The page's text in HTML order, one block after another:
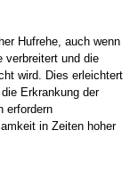
Hufrehe, auch wenn
verbreitert und die
wird. Dies erleichtert
Erkrankung der
erfordern
in Zeiten hoher